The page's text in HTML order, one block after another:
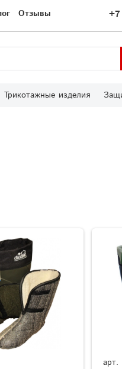
Отзывы
Трикотажные изделия
арт.